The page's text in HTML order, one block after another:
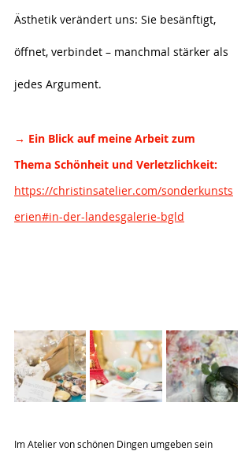
Ästhetik verändert uns: Sie besänftigt,
öffnet, verbindet – manchmal stärker als
jedes Argument.
→ Ein Blick auf meine Arbeit zum
Thema Schönheit und Verletzlichkeit:
https://christinsatelier.com/sonderkunsts
erien#in-der-landesgalerie-bgld
Im Atelier von schönen Dingen umgeben sein